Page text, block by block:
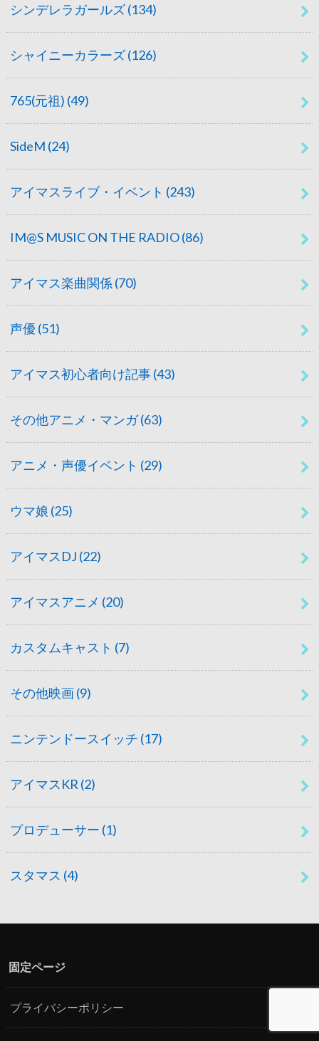
シンデレラガールズ(134)
シャイニーカラーズ(126)
765(元祖) (49)
SideM (24)
アイマスライブ・イベント (243)
IM@S MUSIC ON THE RADIO(86)
アイマス楽曲関係 (70)
声優 (51)
アイマス初心者向け記事(43)
その他アニメ・マンガ(63)
アニメ・声優イベント (29)
ウマ娘 (25)
アイマスDJ (22)
アイマスアニメ (20)
カスタムキャスト (7)
その他映画(9)
ニンテンドースイッチ (17)
アイマスKR (2)
プロデューサー (1)
スタマス (4)
固定ページ
プライバシーポリシー